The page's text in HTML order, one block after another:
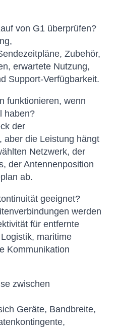
von G1 überprüfen?
Zubehör,
erwartete Nutzung,
Support-Verfügbarkeit.
funktionieren, wenn
haben?
der
aber die Leistung hängt
Netzwerk, der
der Antennenposition
ab.
geeignet?
werden
für entfernte
maritime
Kommunikation
zwischen
Geräte, Bandbreite,